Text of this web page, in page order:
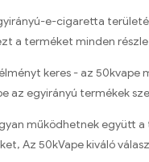
e-cigaretta
a terméket minden
keres - az 50kvape
az egyirányú termékek
működhetnek együtt
Az 50kVape kiváló